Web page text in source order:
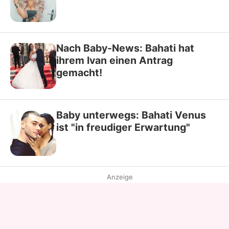
Nach Baby-News: Bahati hat
ihrem Ivan einen Antrag
gemacht!
Baby unterwegs: Bahati Venus
ist "in freudiger Erwartung"
Anzeige